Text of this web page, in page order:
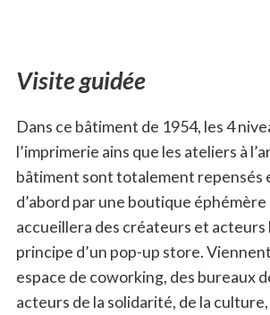
Visite guidée
Dans ce bâtiment de 1954, les 4
l’imprimerie ains que les ateliers à
bâtiment sont totalement repensés
d’abord par une boutique éphémère
accueillera des créateurs et acteurs
principe d’un pop-up store.
espace de coworking, des bureaux
acteurs de la solidarité, de la